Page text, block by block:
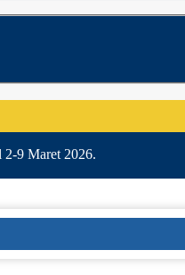
2-9 Maret 2026.